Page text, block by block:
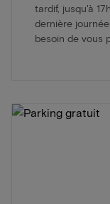
tardif, jusqu'à
dernière
besoin de vous